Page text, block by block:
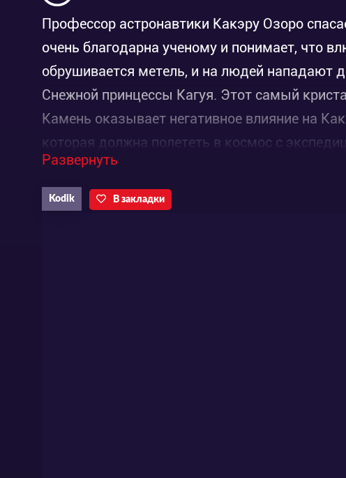
Профессор астронавтики Какэру Озоро
очень благодарна ученому и понимает, что
обрушивается метель, и на людей нападают
Снежной принцессы Кагуя. Этот самый
Камень оказывает негативное влияние на
которая должна полететь в космос с
хочет стать человеком, чтобы как-то помочь
Развернуть
Kodik В закладки